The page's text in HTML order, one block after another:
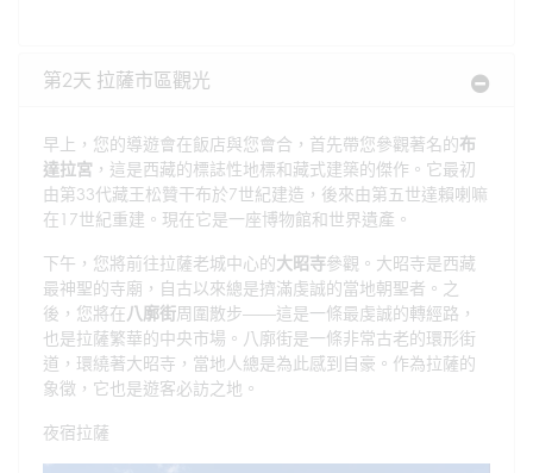
第2天 拉薩市區觀光
早上，您的導遊會在飯店與您會合，首先帶您參觀著名的布
達拉宮 ，這是西藏的標誌性地標和藏式建築的傑作。它最初
由第33代藏王松贊干布於7世紀建造，後來由第五世達賴喇嘛
在17世紀重建。現在它是一座博物館和世界遺產。
下午，您將前往拉薩老城中心的大昭寺參觀。大昭寺是西藏
最神聖的寺廟，自古以來總是擠滿虔誠的當地朝聖者。之
後，您將在八廓街周圍散步——這是一條最虔誠的轉經路，
也是拉薩繁華的中央市場。八廓街是一條非常古老的環形街
道，環繞著大昭寺，當地人總是為此感到自豪。作為拉薩的
象徵，它也是遊客必訪之地。
夜宿拉薩